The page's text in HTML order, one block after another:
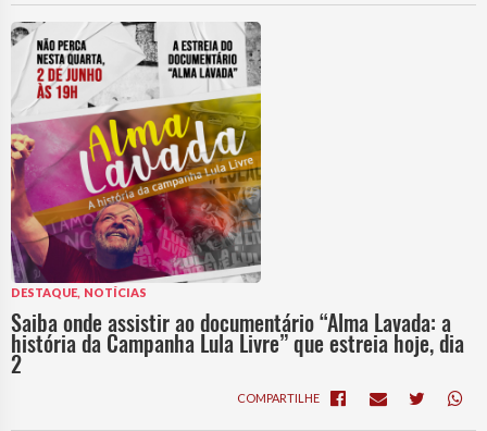
DESTAQUE, NOTÍCIAS
Saiba onde assistir ao documentário “Alma Lavada: a
história da Campanha Lula Livre” que estreia hoje, dia
2
COMPARTILHE